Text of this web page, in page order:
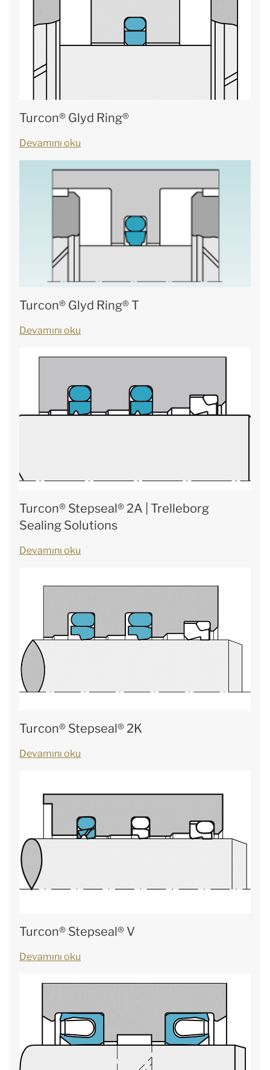
Turcon® Glyd Ring®
Devamını oku
Turcon® Glyd Ring® T
Devamını oku
Turcon® Stepseal® 2A | Trelleborg
Sealing Solutions
Devamını oku
Turcon® Stepseal® 2K
Devamını oku
Turcon® Stepseal® V
Devamını oku